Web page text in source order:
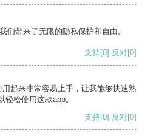
们带来了无限的隐私保护和自由。
支持[0] 反对[0]
起来非常容易上手，让我能够快速熟
松使用这款app。
支持[0] 反对[0]